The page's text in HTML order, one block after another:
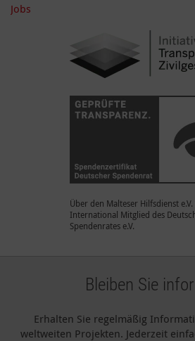
Jobs
Über den Malteser Hilfsdienst
International Mitglied des
Spendenrates e.V.
Bleiben Sie
Erhalten Sie regelmäßig
weltweiten Projekten. Jederzeit